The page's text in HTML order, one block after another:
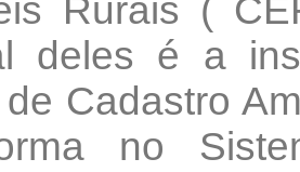
Rurais (
deles é a
Cadastro
no